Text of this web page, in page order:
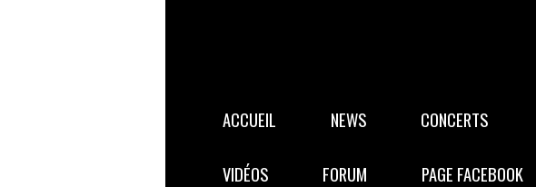
ACCUEIL NEWS CONCERTS
VIDÉOS FORUM PAGE FACEBOOK